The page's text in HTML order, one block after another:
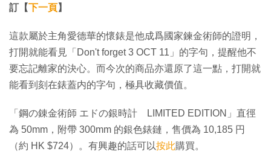
訂【下一頁】
這款屬於主角愛德華的懷錶是他成爲國家鍊金術師的證明，
打開就能看見「Don't forget 3 OCT 11」的字句，提醒他不
要忘記離家的決心。而今次的商品亦還原了這一點，打開就
能看到刻在錶蓋内的字句，極具收藏價值。
「鋼の錬金術師 エドの銀時計 LIMITED EDITION」直徑
為 50mm，附帶 300mm 的銀色錶鏈，售價為 10,185 円
（約 HK $724）。有興趣的話可以按此購買。